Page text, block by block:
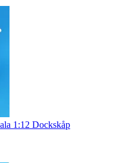
1:12 Dockskåp